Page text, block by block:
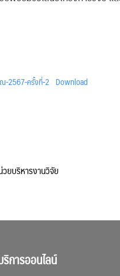
ณ-2567-ครั้งที่-2 Download
ยบริหารงานวิจัย
ริการออนไลน์